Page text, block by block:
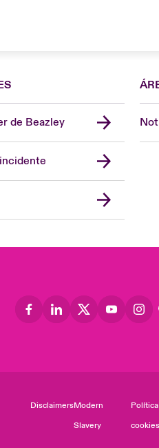
de Beazley
DisclaimersModern
Slavery
cookies